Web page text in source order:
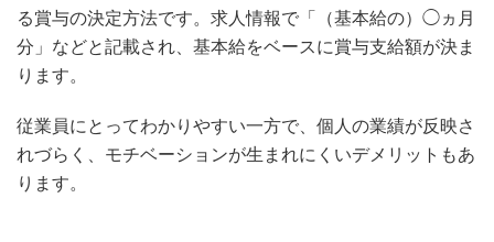
る賞与の決定方法です。求人情報で「（基本給の）◯ヵ月
分」などと記載され、基本給をベースに賞与支給額が決ま
ります。
従業員にとってわかりやすい一方で、個人の業績が反映さ
れづらく、モチベーションが生まれにくいデメリットもあ
ります。